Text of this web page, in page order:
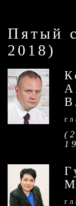
Пятый
2018)